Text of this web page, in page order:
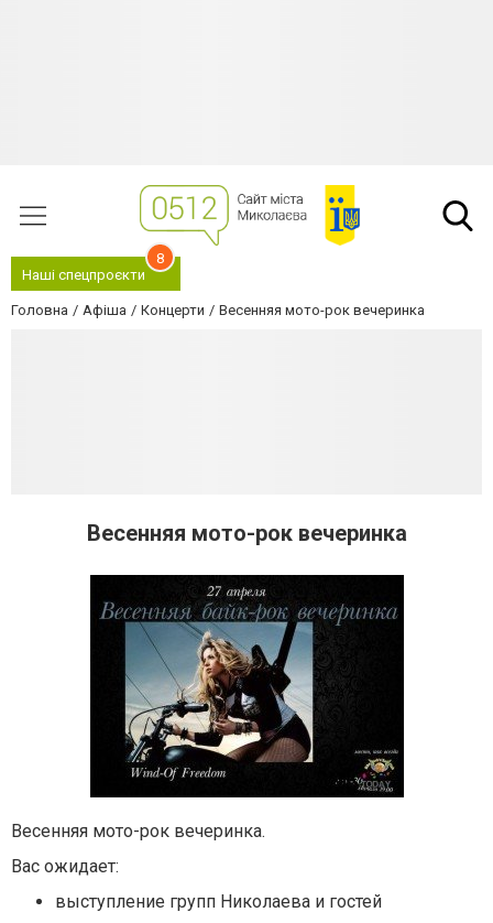
Наші спецпроєкти
8
Головна Афіша Концерти Весенняя мото-рок вечеринка
Весенняя мото-рок вечеринка
Весенняя мото-рок вечеринка.
Вас ожидает:
выступление групп Николаева и гостей